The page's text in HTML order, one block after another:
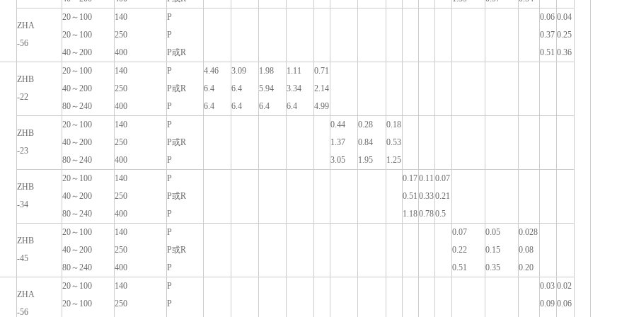
ZHA
-56
20～100
20～100
40～200
140
250
400
P
P
P或R
0.06
0.37
0.51
0.04
0.25
0.36
ZHB
-22
20～100
40～200
80～240
140
250
400
P
P或R
P
4.46
6.4
6.4
3.09
6.4
6.4
1.98
5.94
6.4
1.11
3.34
6.4
0.71
2.14
4.99
ZHB
-23
20～100
40～200
80～240
140
250
400
P
P或R
P
0.44
1.37
3.05
0.28
0.84
1.95
0.18
0.53
1.25
ZHB
-34
20～100
40～200
80～240
140
250
400
P
P或R
P
0.17
0.51
1.18
0.11
0.33
0.78
0.07
0.21
0.5
ZHB
-45
20～100
40～200
80～240
140
250
400
P
P或R
P
0.07
0.22
0.51
0.05
0.15
0.35
0.028
0.08
0.20
ZHA
-56
20～100
20～100
140
250
P
P
0.03
0.09
0.02
0.06